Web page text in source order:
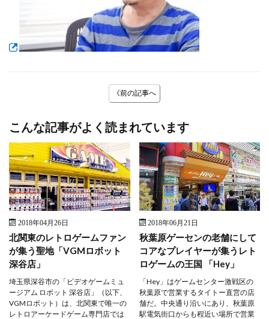
《前の記事へ
こんな記事がよく読まれています
2018年04月26日
北関東のレトロゲームファン
が集う聖地「VGMロボット
深谷店」
埼玉県深谷市の「ビデオゲームミュ
ージアム ロボット 深谷店」（以下、
VGMロボット）は、北関東で唯一の
レトロアーケードゲーム専門店では
2018年06月21日
秋葉原ゲーセンの老舗にして
コアなプレイヤーが集うレト
ロゲームの王国 「Hey」
「Hey」はゲームセンター激戦区の
秋葉原で営業するタイトー直営の店
舗だ。中央通り沿いにあり、秋葉原
駅電気街口からも程近い場所で営業